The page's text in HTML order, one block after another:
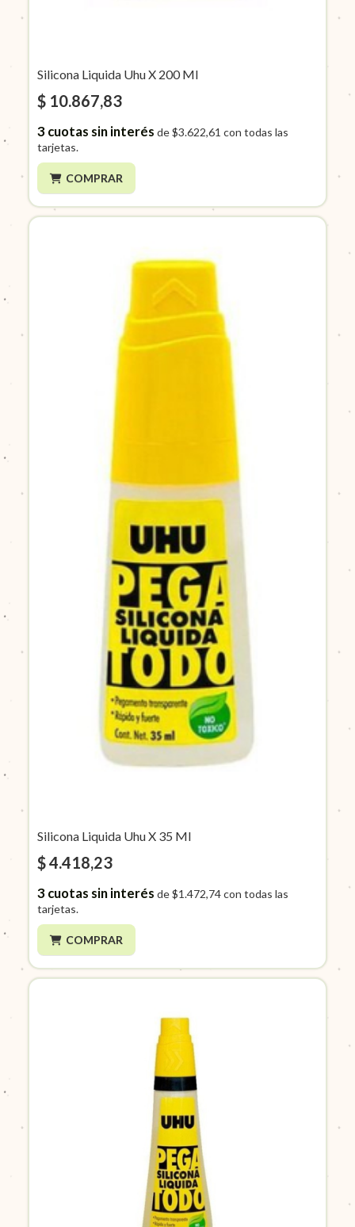
Silicona Liquida Uhu X 200 Ml
$ 10.867,83
3cuotas sin interés de$3.622,61 con todas las
tarjetas.
COMPRAR
Silicona Liquida Uhu X 35 Ml
$ 4.418,23
3cuotas sin interés de$1.472,74con todas las
tarjetas.
COMPRAR